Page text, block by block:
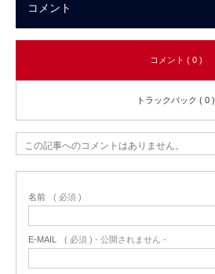
コメント
コメント ( 0 )
トラックバック ( 0 )
この記事へのコメントはありません。
名前 ( 必須 )
E-MAIL ( 必須 ) - 公開されません -